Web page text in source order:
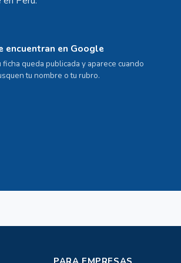
encuentran en Google
ficha queda publicada y aparece cuando
tu nombre o tu rubro.